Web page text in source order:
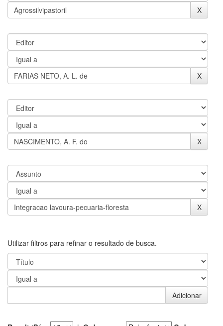
Utilizar filtros para refinar o resultado de busca.